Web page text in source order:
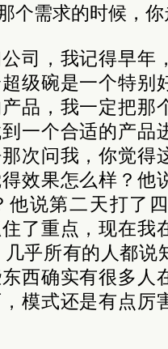
个需求的时候，
司，我记得早年
级碗是一个特别
品，我一定把那
一个合适的产品
次问我，你觉得
效果怎么样？他
他说第二天打了
了重点，现在我
几乎所有的人都
西确实有很多人
模式还是有点厉